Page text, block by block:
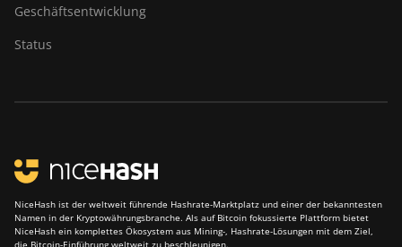
Geschäftsentwicklung
Status
NiceHash ist der weltweit führende Hashrate-Marktplatz und einer der bekanntesten
Namen in der Kryptowährungsbranche. Als auf Bitcoin fokussierte Plattform bietet
NiceHash ein komplettes Ökosystem aus Mining-, Hashrate-Lösungen mit dem Ziel,
die Bitcoin-Einführung weltweit zu beschleunigen.